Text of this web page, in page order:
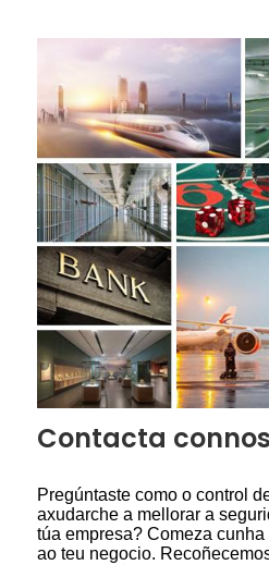
Contacta
Pregúntaste como o control
axudarche a mellorar a
túa empresa? Comeza
ao teu negocio.